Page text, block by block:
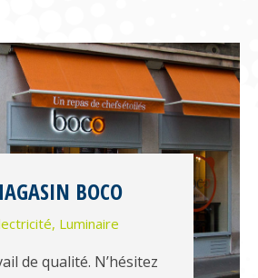
BOCO
, Luminaire
de qualité. N’hésitez